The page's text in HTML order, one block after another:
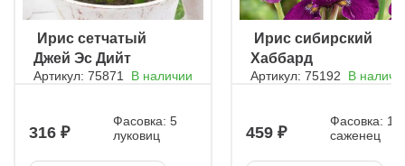
ㅤ Ирис сетчатый
Джей Эс Дийт
Артикул: 75871 В наличии
316
Фасовка: 5
луковиц
ㅤ Ирис сибирский
Хаббард
Артикул: 75192 В
459
Фасовка: 1
саженец